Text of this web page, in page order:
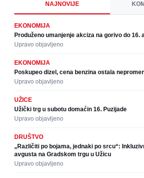
NAJNOVIJE
EKONOMIJA
Produženo umanjenje akciza na gorivo do 16.
Upravo objavljeno
EKONOMIJA
Poskupeo dizel, cena benzina ostala
Upravo objavljeno
UŽICE
Užički trg u subotu domaćin 16. Puzijade
Upravo objavljeno
DRUŠTVO
„Različiti po bojama, jednaki po srcu“:
avgusta na Gradskom trgu u Užicu
Upravo objavljeno